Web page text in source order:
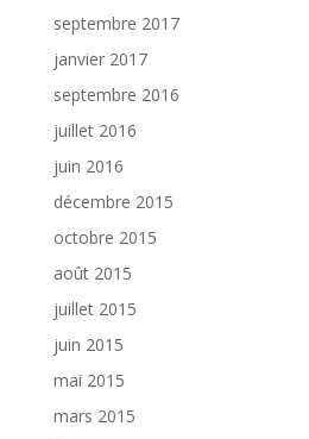
septembre 2017
janvier 2017
septembre 2016
juillet 2016
juin 2016
décembre 2015
octobre 2015
août 2015
juillet 2015
juin 2015
mai 2015
mars 2015